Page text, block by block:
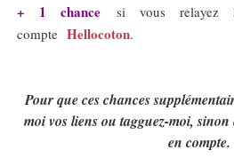
+ 1 chance si vous relayez
compte Hellocoton.
Pour que ces chances
moi vos liens ou tagguez-moi, sinon
en compte.